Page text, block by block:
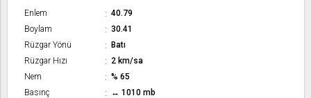
Enlem
40.79
Boylam
30.41
Rüzgar Yönü
Batı
Rüzgar Hızı
2 km/sa
Nem
% 65
Basınç
↔ 1010 mb